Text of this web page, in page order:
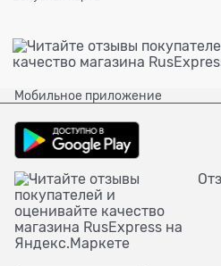
Мобильное приложение